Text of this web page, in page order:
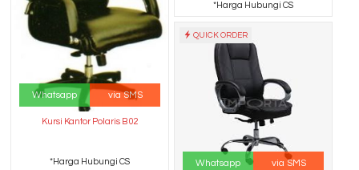
Whatsapp via SMS
Kursi Kantor Polaris B 02
*Harga Hubungi CS
*Harga Hubungi CS
QUICK ORDER
Whatsapp via SMS